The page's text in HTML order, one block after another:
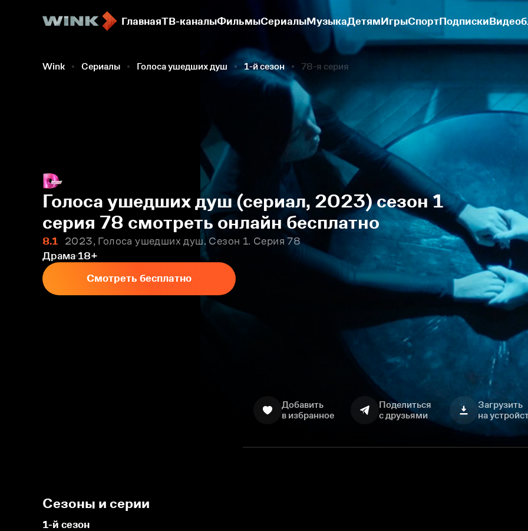
ГлавнаяТВ-каналыФильмыСериалыМузыкаДетямИгрыСпортПодписки
Wink Сериалы Голоса ушедших душ 1-й сезон 78-я серия
Голоса ушедших душ (сериал, 2023) сезон 1
серия 78 смотреть онлайн бесплатно
8.1
2023, Голоса ушедших душ. Сезон 1. Серия 78
Драма 18+
Смотреть бесплатно
Добавить
в избранное
Поделиться
с друзьями
Загрузить
на
Сезоны и серии
1-й сезон